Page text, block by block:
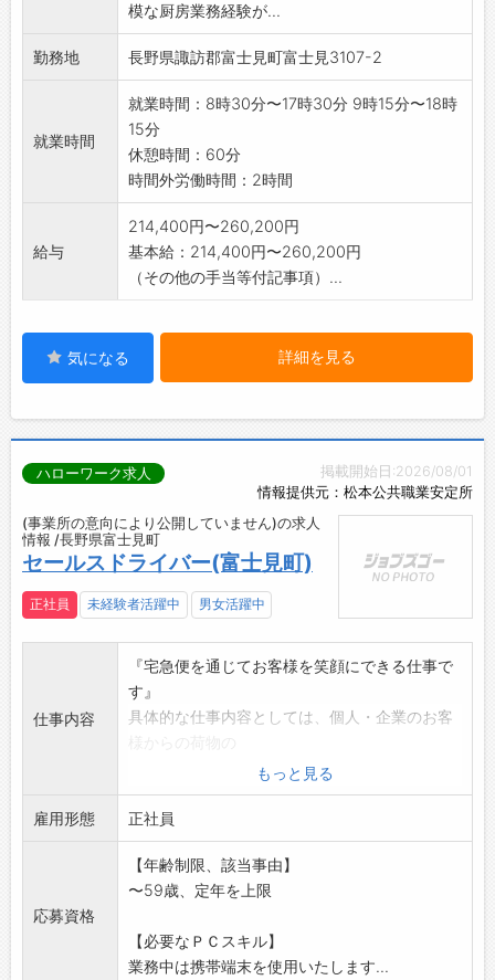
模な厨房業務経験が...
勤務地 長野県諏訪郡富士見町富士見3107-2
就業時間
就業時間：8時30分〜17時30分 9時15分〜18時
15分
休憩時間：60分
時間外労働時間：2時間
給与
214,400円〜260,200円
基本給：214,400円〜260,200円
（その他の手当等付記事項）...
気になる 詳細を見る
掲載開始日:2026/08/01
情報提供元：松本公共職業安定所
ハローワーク求人
(事業所の意向により公開していません)の求人
情報 /長野県富士見町
セールスドライバー(富士見町)
正社員 未経験者活躍中 男女活躍中
仕事内容
『宅急便を通じてお客様を笑顔にできる仕事で
す』
具体的な仕事内容としては、個人・企業のお客
お預かりやお届けをいたします。
・荷物の重さは最大で30キロですが、10キロ以
内の荷物が
大半です。
・集配車(2トン以内)を使用してお届けいたしま
す。
もっと見る
雇用形態 正社員
応募資格
【年齢制限、該当事由】
〜59歳、定年を上限
【必要なＰＣスキル】
業務中は携帯端末を使用いたします...